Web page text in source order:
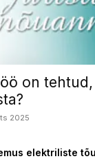
on
2025
elektriliste